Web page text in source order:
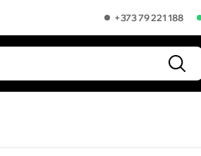
+373 79 221 188